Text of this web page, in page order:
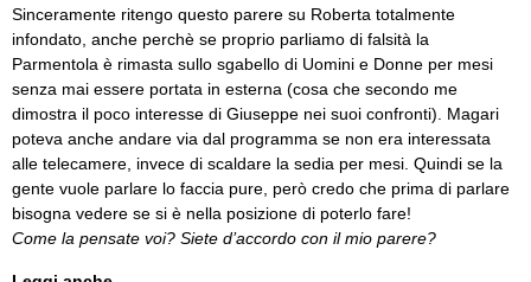
Sinceramente ritengo questo parere su Roberta totalmente
infondato, anche perchè se proprio parliamo di falsità la
Parmentola è rimasta sullo sgabello di Uomini e Donne per mesi
senza mai essere portata in esterna (cosa che secondo me
dimostra il poco interesse di Giuseppe nei suoi confronti). Magari
poteva anche andare via dal programma se non era interessata
alle telecamere, invece di scaldare la sedia per mesi. Quindi se la
gente vuole parlare lo faccia pure, però credo che prima di parlare
bisogna vedere se si è nella posizione di poterlo fare!
Come la pensate voi? Siete d’accordo con il mio parere?